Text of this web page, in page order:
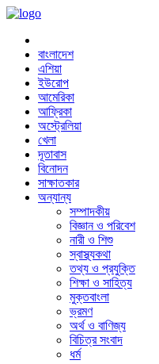
বাংলাদেশ
এশিয়া
ইউরোপ
আমেরিকা
আফ্রিকা
অস্ট্রেলিয়া
খেলা
দূতাবাস
বিনোদন
সাক্ষাতকার
অন্যান্য
সম্পাদকীয়
বিজ্ঞান ও পরিবেশ
নারী ও শিশু
স্বাস্থ্যকথা
তথ্য ও প্রযুক্তি
শিক্ষা ও সাহিত্য
মুক্তবাংলা
ভ্রমণ
অর্থ ও বাণিজ্য
বিচিত্র সংবাদ
ধর্ম